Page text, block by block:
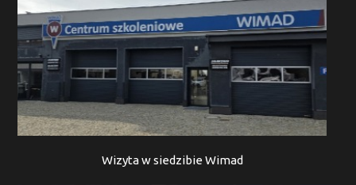
Wizyta w siedzibie Wimad